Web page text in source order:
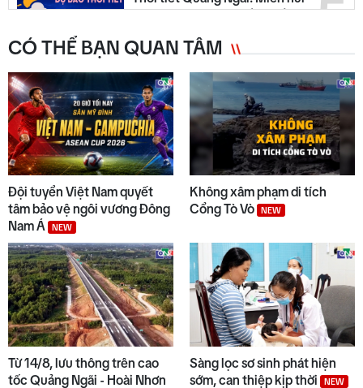
5
có mưa dông, đồng bằng nắng
6
Quyết liệt tháo gỡ các dự án tồn
đọng, kéo dài
7
Trường biên giới sẵn sàng đón
năm học mới
8
Chuyển động duyên hải tối 05/8
9
Bộ Y tế chấn chỉnh thu thêm
tiền khám BHYT
CÓ THỂ BẠN QUAN TÂM
Đội tuyển Việt Nam quyết
tâm bảo vệ ngôi vương Đông
Nam Á
NEW
Không xâm phạm di tích
Cổng Tò Vò
NEW
Từ 14/8, lưu thông trên cao
tốc Quảng Ngãi - Hoài Nhơn
Sàng lọc sơ sinh phát hiện
sớm, can thiệp kịp thời
NEW